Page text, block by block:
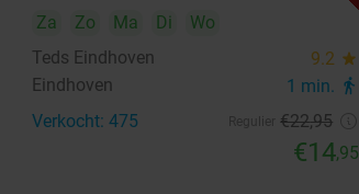
Za Zo Ma Di
Wo
Teds Eindhoven
9.2 star
Eindhoven 1 min. directions_walk
Verkocht: 475 €22,95
€14,95